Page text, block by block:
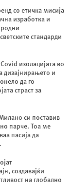
со етичка мисија
изработка и
стандарди
изолацијата во
дизајнирањето и
да го
страст за
си поставив
парче. Тоа ме
пасија да
создавајќи
на глобално